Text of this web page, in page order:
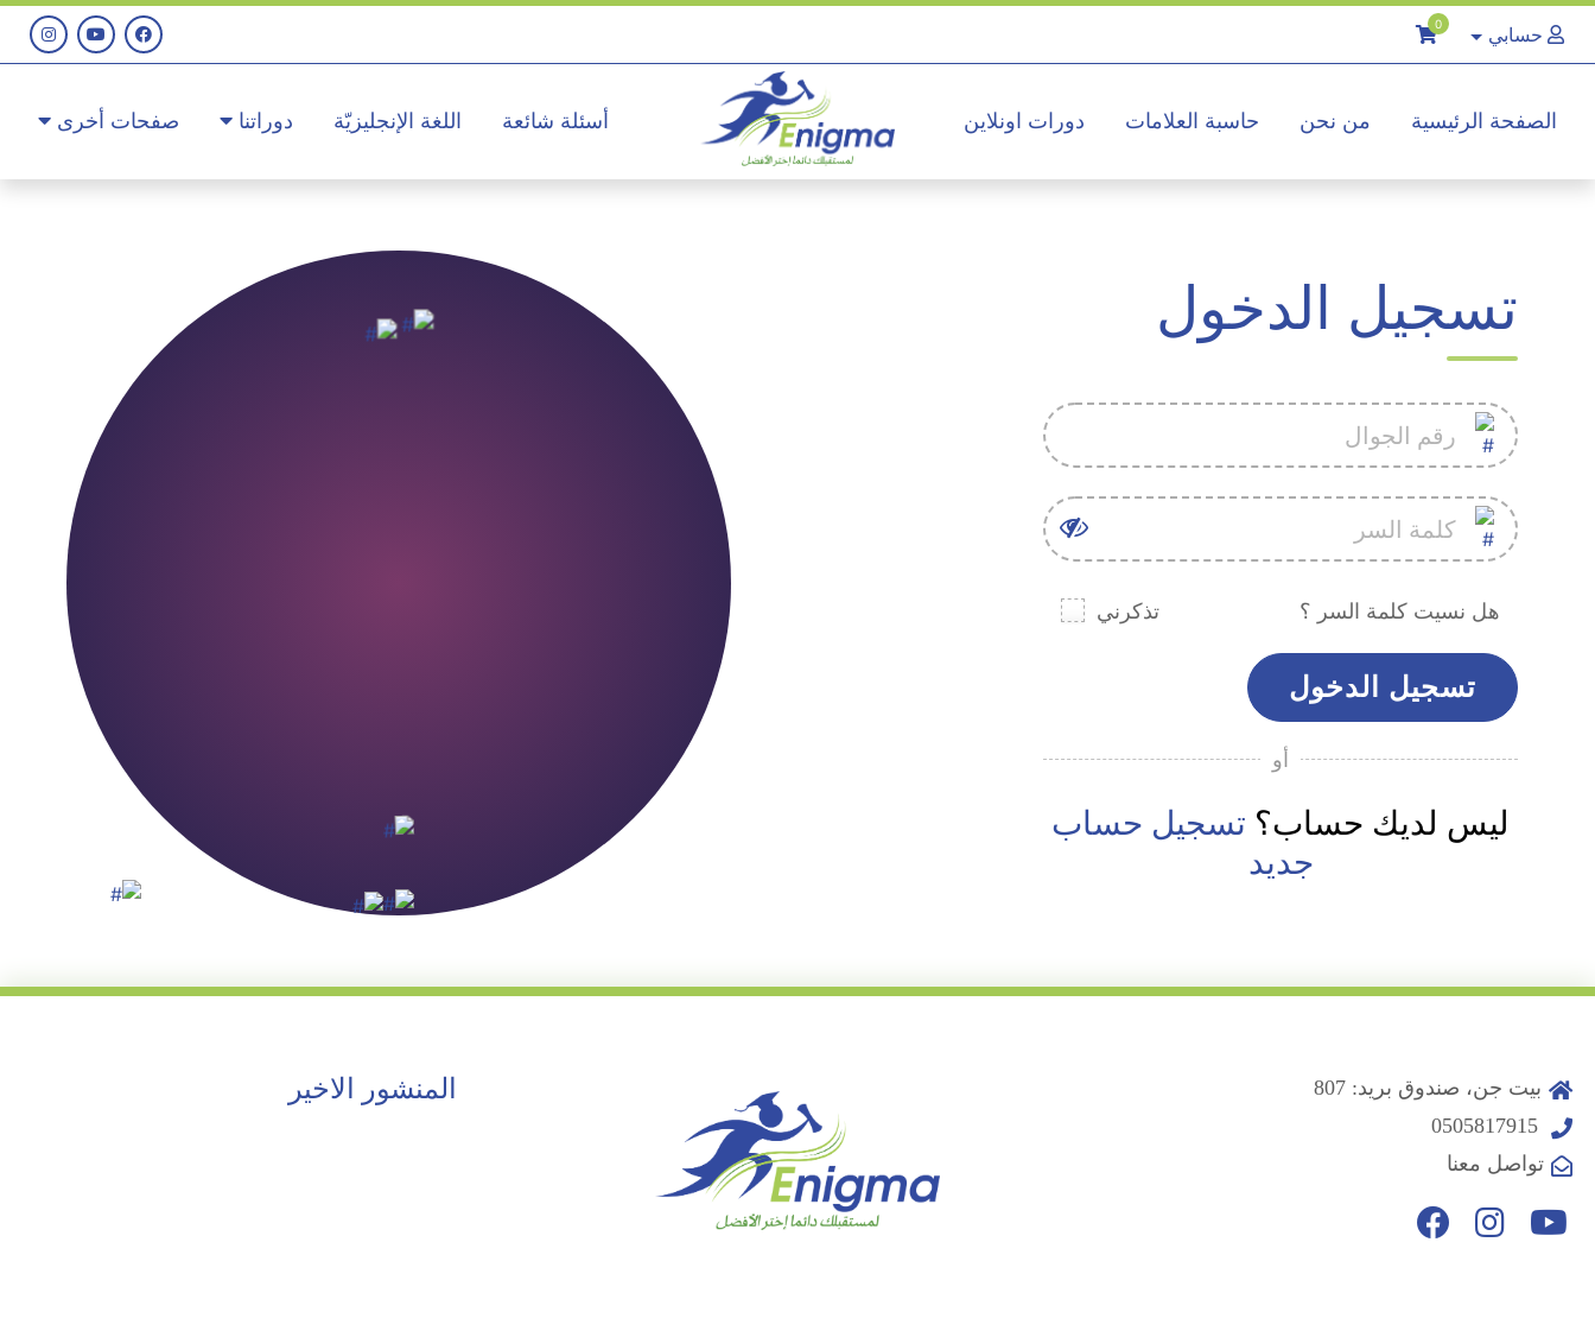
حسابي 0
أسئلة شائعة اللغة الإنجليزيّة دوراتنا صفحات أخرى الصفحة الرئيسية من نحن حاسبة العلامات دورات اونلاين
تسجيل الدخول
تذكرني هل نسيت كلمة السر ؟
أو
ليس لديك حساب؟ تسجيل حساب
جديد
بيت جن، صندوق بريد: 807
تواصل معنا
المنشور الاخير